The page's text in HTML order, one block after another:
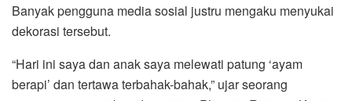
Banyak pengguna media sosial justru mengaku menyukai
dekorasi tersebut.
“Hari ini saya dan anak saya melewati patung ‘ayam
berapi’ dan tertawa terbahak-bahak,” ujar seorang